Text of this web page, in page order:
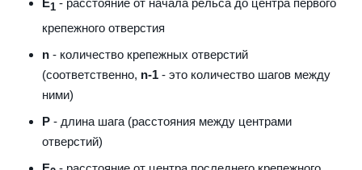
1
крепежного отверстия
n - количество крепежных отверстий
(соответственно, n-1 - это количество шагов между
ними)
P - длина шага (расстояния между центрами
отверстий)